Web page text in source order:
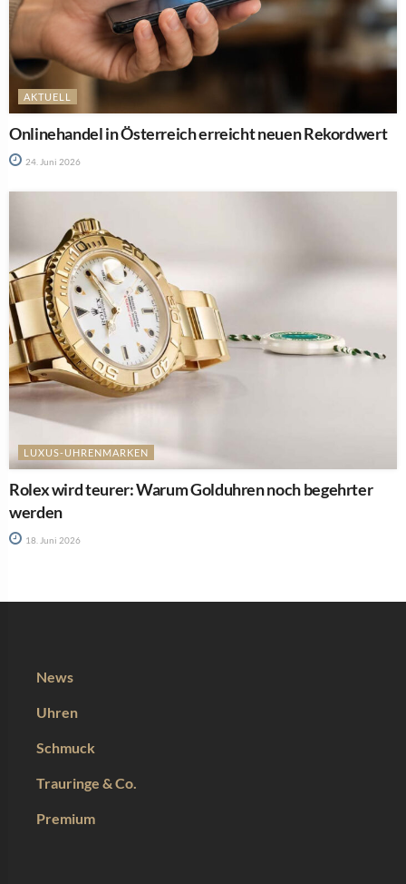
AKTUELL
Onlinehandel in Österreich erreicht neuen Rekordwert
24. Juni 2026
LUXUS-UHRENMARKEN
Rolex wird teurer: Warum Golduhren noch begehrter
werden
18. Juni 2026
News
Uhren
Schmuck
Trauringe & Co.
Premium